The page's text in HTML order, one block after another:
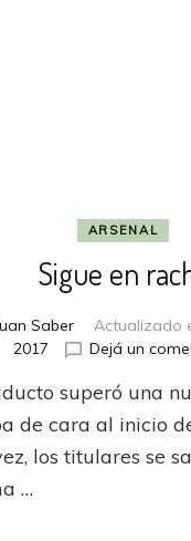
ARSENAL
Sigue en
Saber Actualizado
2017
Dejá un
superó una
de cara al inicio
los titulares se
…